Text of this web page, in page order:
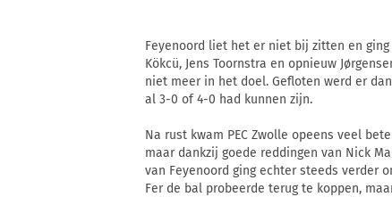
Feyenoord liet het er niet bij zitten en
Kökcü, Jens Toornstra en opnieuw
niet meer in het doel. Gefloten werd er
al 3-0 of 4-0 had kunnen zijn.
Na rust kwam PEC Zwolle opeens veel
maar dankzij goede reddingen van Nick
van Feyenoord ging echter steeds verder
Fer de bal probeerde terug te koppen,